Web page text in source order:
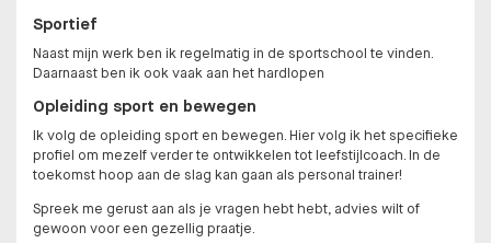
Sportief
Naast mijn werk ben ik regelmatig in de sportschool te vinden.
Daarnaast ben ik ook vaak aan het hardlopen
Opleiding sport en bewegen
Ik volg de opleiding sport en bewegen. Hier volg ik het specifieke
profiel om mezelf verder te ontwikkelen tot leefstijlcoach. In de
toekomst hoop aan de slag kan gaan als personal trainer!
Spreek me gerust aan als je vragen hebt hebt, advies wilt of
gewoon voor een gezellig praatje.